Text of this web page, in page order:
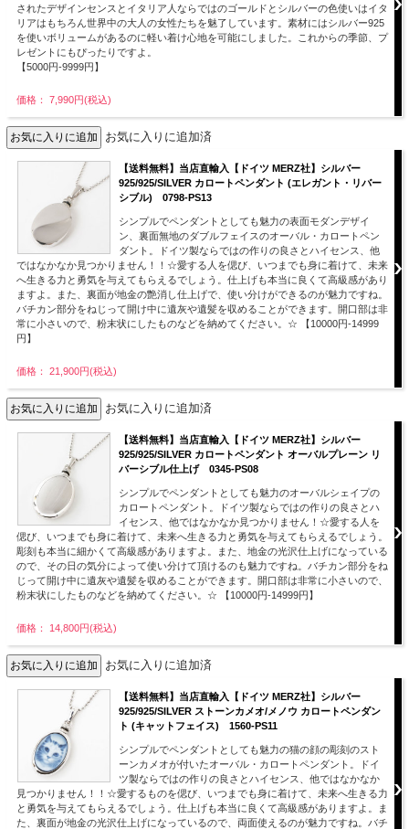
されたデザインセンスとイタリア人ならではのゴールドとシルバーの色使いはイタ
リアはもちろん世界中の大人の女性たちを魅了しています。素材にはシルバー925
を使いボリュームがあるのに軽い着け心地を可能にしました。これからの季節、プ
レゼントにもぴったりですよ。
【5000円-9999円】
価格： 7,990円(税込)
お気に入りに追加済
【送料無料】当店直輸入【ドイツ MERZ社】シルバー
925/925/SILVER カロートペンダント (エレガント・リバー
シブル) 0798-PS13
シンプルでペンダントとしても魅力の表面モダンデザイ
ン、裏面無地のダブルフェイスのオーバル・カロートペン
ダント。ドイツ製ならではの作りの良さとハイセンス、他
ではなかなか見つかりません！！☆愛する人を偲び、いつまでも身に着けて、未来
へ生きる力と勇気を与えてもらえるでしょう。仕上げも本当に良くて高級感があり
ますよ。また、裏面が地金の艶消し仕上げで、使い分けができるのが魅力ですね。
バチカン部分をねじって開け中に遺灰や遺髪を収めることができます。開口部は非
常に小さいので、粉末状にしたものなどを納めてください。☆ 【10000円-14999
円】
価格： 21,900円(税込)
お気に入りに追加済
【送料無料】当店直輸入【ドイツ MERZ社】シルバー
925/925/SILVER カロートペンダント オーバルプレーン リ
バーシブル仕上げ 0345-PS08
シンプルでペンダントとしても魅力のオーバルシェイプの
カロートペンダント。ドイツ製ならではの作りの良さとハ
イセンス、他ではなかなか見つかりません！☆愛する人を
偲び、いつまでも身に着けて、未来へ生きる力と勇気を与えてもらえるでしょう。
彫刻も本当に細かくて高級感がありますよ。また、地金の光沢仕上げになっている
ので、その日の気分によって使い分けて頂けるのも魅力ですね。バチカン部分をね
じって開け中に遺灰や遺髪を収めることができます。開口部は非常に小さいので、
粉末状にしたものなどを納めてください。☆ 【10000円-14999円】
価格： 14,800円(税込)
お気に入りに追加済
【送料無料】当店直輸入【ドイツ MERZ社】シルバー
925/925/SILVER ストーンカメオ/メノウ カロートペンダン
ト (キャットフェイス) 1560-PS11
シンプルでペンダントとしても魅力の猫の顔の彫刻のスト
ーンカメオが付いたオーバル・カロートペンダント。ドイ
ツ製ならではの作りの良さとハイセンス、他ではなかなか
見つかりません！！☆愛するものを偲び、いつまでも身に着けて、未来へ生きる力
と勇気を与えてもらえるでしょう。仕上げも本当に良くて高級感がありますよ。ま
た、裏面が地金の光沢仕上げになっているので、両面使えるのが魅力ですね。バチ